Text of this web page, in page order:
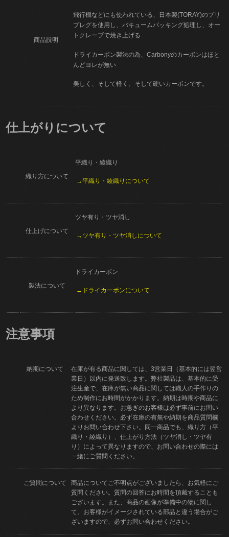
商品説明
飛行機などにも使われている、日本製(TORAY)のプリ
プレグを使用し、バキュームパッキング処理し、オー
トクレーブで焼き上げる
ドライカーボン製法の為、Carbonyのカーボンはほと
んどヨレが無い
美しく、そして軽く、そして硬いカーボンです。
仕上がりについて
織り方について
平織り・綾織り
→平織り・綾織りについて
仕上げについて
ツヤ有り・ツヤ消し
→ツヤ有り・ツヤ消しについて
製法について
ドライカーボン
→ドライカーボンについて
注意事項
納期について
在庫が有る商品に関しては、3営業日（基本的には翌営
業日）以内に発送致します。弊社製品は、基本的に受
注生産で、在庫が無い商品に関しては職人の手作りの
ため制作にお時間がかかります。納期は時期や商品に
より異なります。お急ぎのお客様は必ず事前にお問い
合わせください。必ず在庫の有無や納期を商品質問欄
よりお問い合わせ下さい。同一商品でも、織り方（平
織り・綾織り）、仕上がり方法（ツヤ消し・ツヤ有
り）によって異なりますので、お問い合わせの際には
一緒にご質問ください。
ご質問について
商品についてご不明点がございましたら、お気軽にご
質問ください。質問の回答にお時間を頂戴することも
ございます。また、商品の画像が準備中の物に関し
て、お客様がイメージされている部品と違う場合がご
ざいますので、必ずお問い合わせください。